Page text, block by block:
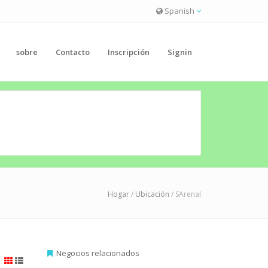
Spanish
sobre Contacto Inscripción Signin
Hogar/ Ubicación / SArenal
Negocios relacionados